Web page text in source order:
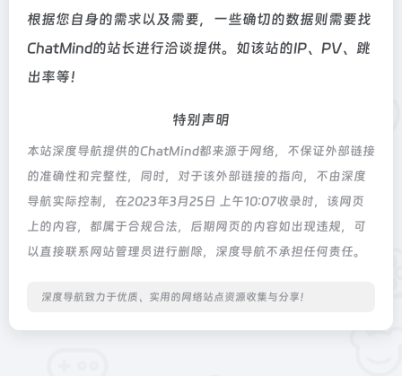
根据您自身的需求以及需要，一些确切的数据则需要找
ChatMind的站长进行洽谈提供。如该站的IP、PV、跳
出率等！
特别声明
本站深度导航提供的ChatMind都来源于网络，不保证外部链接
的准确性和完整性，同时，对于该外部链接的指向，不由深度
导航实际控制，在2023年3月25日 上午10:07收录时，该网页
上的内容，都属于合规合法，后期网页的内容如出现违规，可
以直接联系网站管理员进行删除，深度导航不承担任何责任。
深度导航致力于优质、实用的网络站点资源收集与分享！